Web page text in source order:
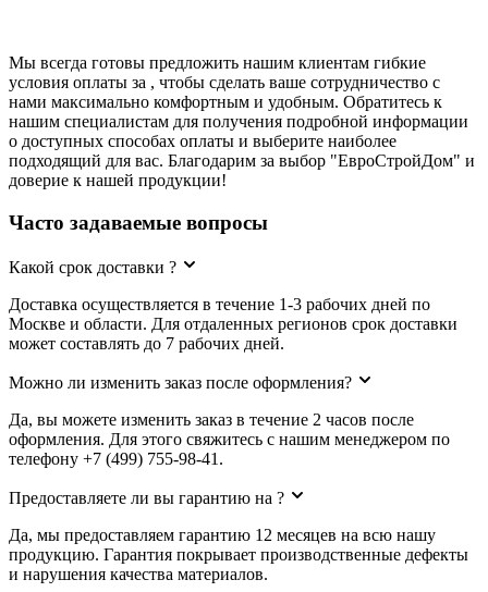
Мы всегда готовы предложить нашим клиентам гибкие
условия оплаты за , чтобы сделать ваше сотрудничество с
нами максимально комфортным и удобным. Обратитесь к
нашим специалистам для получения подробной информации
о доступных способах оплаты и выберите наиболее
подходящий для вас. Благодарим за выбор "ЕвроСтройДом" и
доверие к нашей продукции!
Часто задаваемые вопросы
Какой срок доставки ?
Доставка осуществляется в течение 1-3 рабочих дней по
Москве и области. Для отдаленных регионов срок доставки
может составлять до 7 рабочих дней.
Можно ли изменить заказ после оформления?
Да, вы можете изменить заказ в течение 2 часов после
оформления. Для этого свяжитесь с нашим менеджером по
телефону +7 (499) 755-98-41.
Предоставляете ли вы гарантию на ?
Да, мы предоставляем гарантию 12 месяцев на всю нашу
продукцию. Гарантия покрывает производственные дефекты
и нарушения качества материалов.